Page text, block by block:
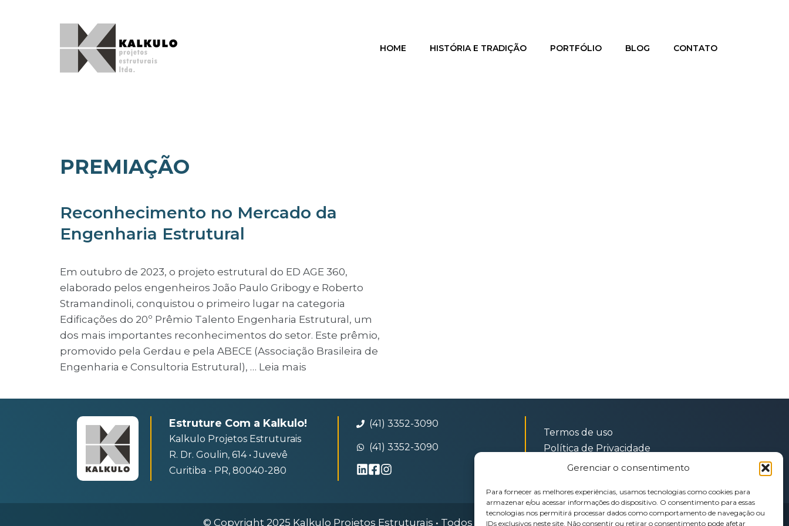
Gerenciar o consentimento
Para fornecer as melhores experiências, usamos tecnologias como cookies para
armazenar e/ou acessar informações do dispositivo. O consentimento para essas
tecnologias nos permitirá processar dados como comportamento de navegação ou
IDs exclusivos neste site. Não consentir ou retirar o consentimento pode afetar
HOME HISTÓRIA E TRADIÇÃO PORTFÓLIO BLOG CONTATO
PREMIAÇÃO
Reconhecimento no Mercado da
Engenharia Estrutural
Em outubro de 2023, o projeto estrutural do ED AGE 360,
elaborado pelos engenheiros João Paulo Gribogy e Roberto
Stramandinoli, conquistou o primeiro lugar na categoria
Edificações do 20º Prêmio Talento Engenharia Estrutural, um
dos mais importantes reconhecimentos do setor. Este prêmio,
promovido pela Gerdau e pela ABECE (Associação Brasileira de
Engenharia e Consultoria Estrutural), … Leia mais
Estruture Com a Kalkulo!
Kalkulo Projetos Estruturais
R. Dr. Goulin, 614 • Juvevê
Curitiba - PR, 80040-280
(41) 3352-3090
(41) 3352-3090
Termos de uso
Política de Privacidade
Contato
© Copyright 2025 Kalkulo Projetos Estruturais • Todos os direitos reservados